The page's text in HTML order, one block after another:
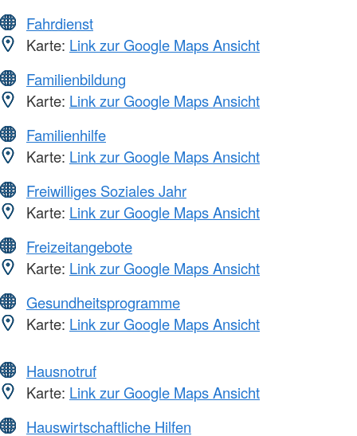
Fahrdienst
Karte: Link zur Google Maps Ansicht
Familienbildung
Karte: Link zur Google Maps Ansicht
Familienhilfe
Karte: Link zur Google Maps Ansicht
Freiwilliges Soziales Jahr
Karte: Link zur Google Maps Ansicht
Freizeitangebote
Karte: Link zur Google Maps Ansicht
Gesundheitsprogramme
Karte: Link zur Google Maps Ansicht
Hausnotruf
Karte: Link zur Google Maps Ansicht
Hauswirtschaftliche Hilfen